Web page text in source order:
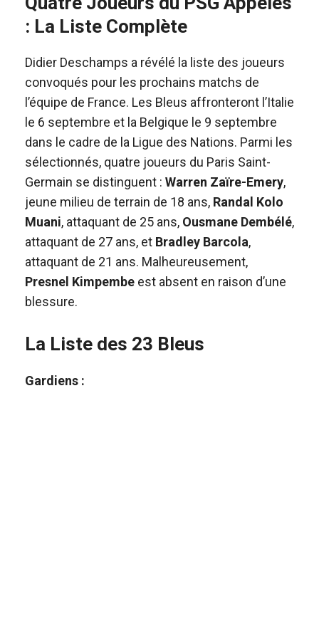
: La Liste Complète
Didier Deschamps a révélé la liste des joueurs
convoqués pour les prochains matchs de
l’équipe de France. Les Bleus affronteront l’Italie
le 6 septembre et la Belgique le 9 septembre
dans le cadre de la Ligue des Nations. Parmi les
sélectionnés, quatre joueurs du Paris Saint-
Germain se distinguent : Warren Zaïre-Emery,
jeune milieu de terrain de 18 ans, Randal Kolo
Muani, attaquant de 25 ans, Ousmane Dembélé,
attaquant de 27 ans, et Bradley Barcola,
attaquant de 21 ans. Malheureusement,
Presnel Kimpembe est absent en raison d’une
blessure.
La Liste des 23 Bleus
Gardiens :